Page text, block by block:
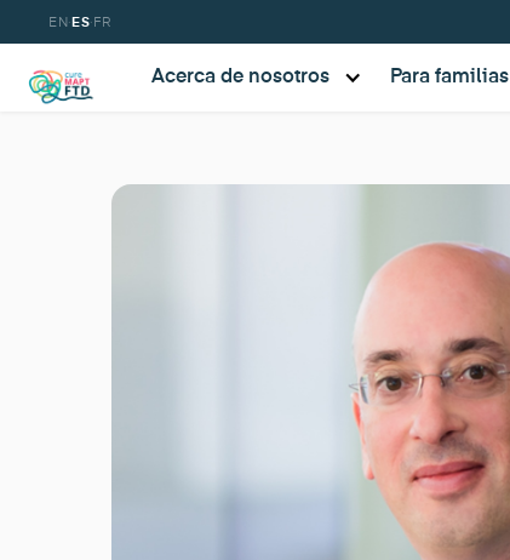
EN·ES· FR
Acerca de nosotros Para familias